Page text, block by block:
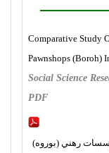
Comparative Study
Pawnshops (Boroh)
Social Science
PDF
رهني (بوروه)